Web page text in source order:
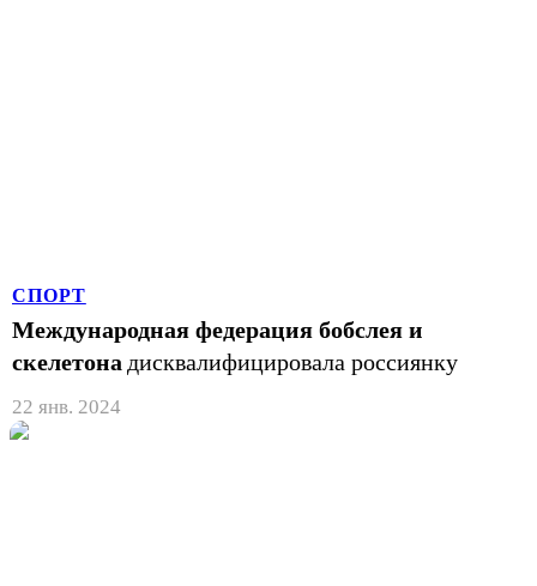
СПОРТ
Международная федерация бобслея и
скелетона дисквалифицировала россиянку
22 янв. 2024